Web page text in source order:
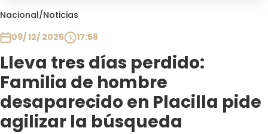
Nacional/Noticias
09/ 12/ 2025
17:58
Lleva tres días perdido:
Familia de hombre
desaparecido en Placilla pide
agilizar la búsqueda
Club De La Comedia
Plan Perfecto
El Tiempo
Sabingo
Todos Los Programas